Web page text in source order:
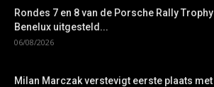
Rondes 7 en 8 van de Porsche Rally Trophy
Benelux uitgesteld...
06/08/2026
Milan Marczak verstevigt eerste plaats met